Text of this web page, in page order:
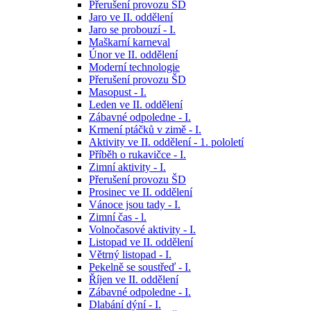
Přerušení provozu ŠD
Jaro ve II. oddělení
Jaro se probouzí - I.
Maškarní karneval
Únor ve II. oddělení
Moderní technologie
Přerušení provozu ŠD
Masopust - I.
Leden ve II. oddělení
Zábavné odpoledne - I.
Krmení ptáčků v zimě - I.
Aktivity ve II. oddělení - 1. pololetí
Příběh o rukavičce - I.
Zimní aktivity - I.
Přerušení provozu ŠD
Prosinec ve II. oddělení
Vánoce jsou tady - I.
Zimní čas - l.
Volnočasové aktivity - I.
Listopad ve II. oddělení
Větrný listopad - I.
Pekelně se soustřeď - I.
Říjen ve II. oddělení
Zábavné odpoledne - I.
Dlabání dýní - I.